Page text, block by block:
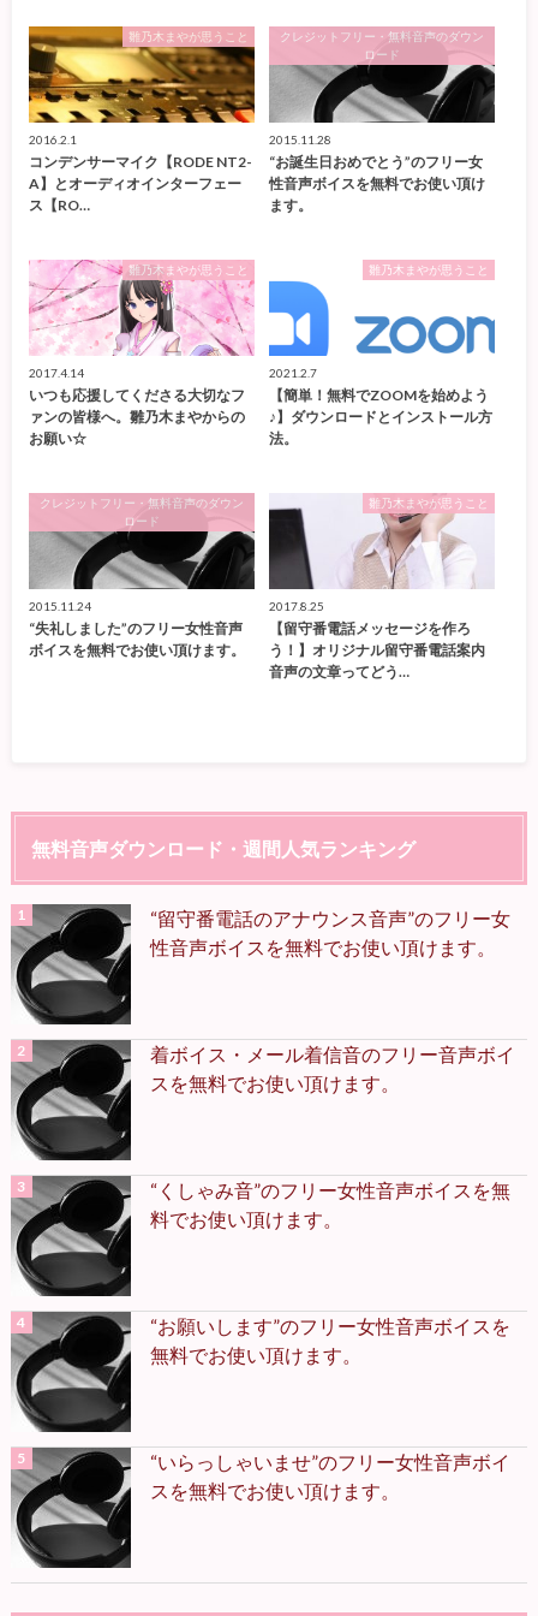
雛乃木まやが思うこと
2016.2.1
コンデンサーマイク【RODE NT2-
A】とオーディオインターフェー
ス【RO…
クレジットフリー・無料音声のダウン
ロード
2015.11.28
“お誕生日おめでとう”のフリー女
性音声ボイスを無料でお使い頂け
ます。
雛乃木まやが思うこと
2017.4.14
いつも応援してくださる大切なフ
ァンの皆様へ。雛乃木まやからの
お願い☆
雛乃木まやが思うこと
2021.2.7
【簡単！無料でZOOMを始めよう
♪】ダウンロードとインストール方
法。
クレジットフリー・無料音声のダウン
ロード
2015.11.24
“失礼しました”のフリー女性音声
ボイスを無料でお使い頂けます。
雛乃木まやが思うこと
2017.8.25
【留守番電話メッセージを作ろ
う！】オリジナル留守番電話案内
音声の文章ってどう…
無料音声ダウンロード・週間人気ランキング
“留守番電話のアナウンス音声”のフリー女
性音声ボイスを無料でお使い頂けます。
着ボイス・メール着信音のフリー音声ボイ
スを無料でお使い頂けます。
“くしゃみ音”のフリー女性音声ボイスを無
料でお使い頂けます。
“お願いします”のフリー女性音声ボイスを
無料でお使い頂けます。
“いらっしゃいませ”のフリー女性音声ボイ
スを無料でお使い頂けます。